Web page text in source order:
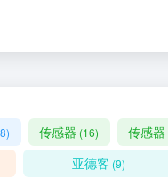
传感器 (16) 传感器
亚德客 (9)